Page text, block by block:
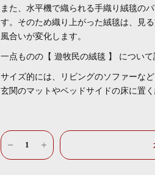
また、水平機で織られる手織り絨毯の
す。そのため織り上がった絨毯は、見
風合いが変化します。
一点ものの【 遊牧民の絨毯 】 について
サイズ的には、リビングのソファーな
玄関のマットやベッドサイドの床に置